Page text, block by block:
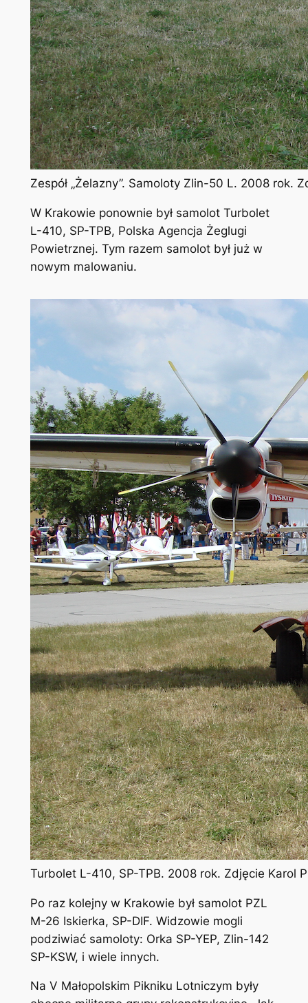
Zespół „Żelazny”. Samoloty Zlin-50 L. 2008 rok.
W Krakowie ponownie był samolot Turbolet
L-410, SP-TPB, Polska Agencja Żeglugi
Powietrznej. Tym razem samolot był już w
nowym malowaniu.
Turbolet L-410, SP-TPB. 2008 rok. Zdjęcie Karol
Po raz kolejny w Krakowie był samolot PZL
M-26 Iskierka, SP-DIF. Widzowie mogli
podziwiać samoloty: Orka SP-YEP, Zlin-142
SP-KSW, i wiele innych.
Na V Małopolskim Pikniku Lotniczym były